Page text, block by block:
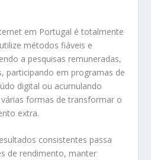
em Portugal é totalmente
métodos fiáveis e
a pesquisas remuneradas,
participando em programas de
digital ou acumulando
formas de transformar o
extra.
consistentes passa
de rendimento, manter